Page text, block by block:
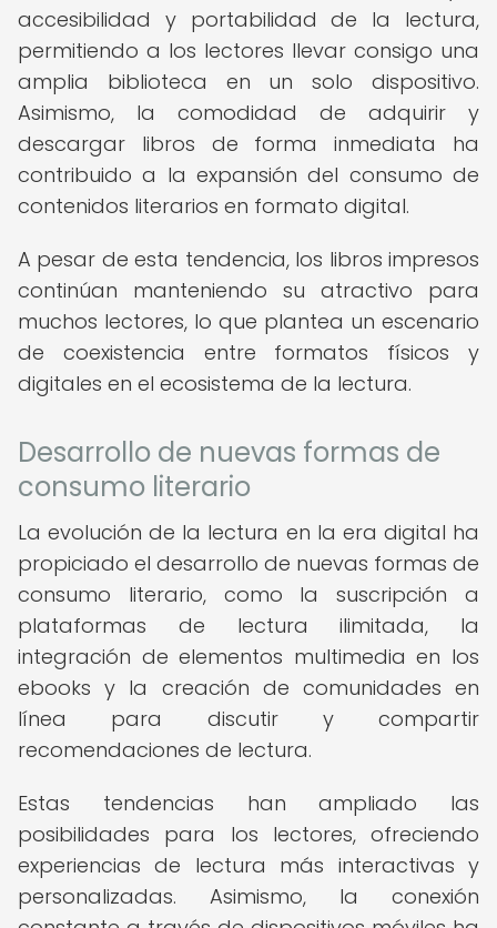
accesibilidad y portabilidad de la lectura,
permitiendo a los lectores llevar consigo una
amplia biblioteca en un solo dispositivo.
Asimismo, la comodidad de adquirir y
descargar libros de forma inmediata ha
contribuido a la expansión del consumo de
contenidos literarios en formato digital.
A pesar de esta tendencia, los libros impresos
continúan manteniendo su atractivo para
muchos lectores, lo que plantea un escenario
de coexistencia entre formatos físicos y
digitales en el ecosistema de la lectura.
Desarrollo de nuevas formas de
consumo literario
La evolución de la lectura en la era digital ha
propiciado el desarrollo de nuevas formas de
consumo literario, como la suscripción a
plataformas de lectura ilimitada, la
integración de elementos multimedia en los
ebooks y la creación de comunidades en
línea para discutir y compartir
recomendaciones de lectura.
Estas tendencias han ampliado las
posibilidades para los lectores, ofreciendo
experiencias de lectura más interactivas y
personalizadas. Asimismo, la conexión